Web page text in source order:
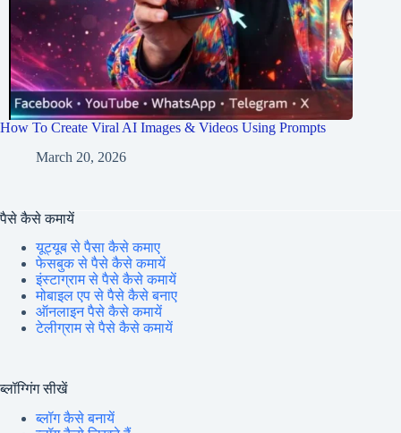
How To Create Viral AI Images & Videos Using Prompts
March 20, 2026
पैसे कैसे कमायें
यूट्यूब से पैसा कैसे कमाए
फेसबुक से पैसे कैसे कमायें
इंस्टाग्राम से पैसे कैसे कमायें
मोबाइल एप से पैसे कैसे बनाए
ऑनलाइन पैसे कैसे कमायें
टेलीग्राम से पैसे कैसे कमायें
ब्लॉग्गिंग सीखें
ब्लॉग कैसे बनायें